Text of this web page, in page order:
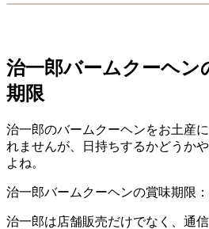
治一郎バームクーヘン
期限
治一郎のバームクーヘンをお土産
れませんが、日持ちするかどうか
よね。
治一郎バームクーヘンの賞味期限
治一郎は店舗販売だけでなく、通